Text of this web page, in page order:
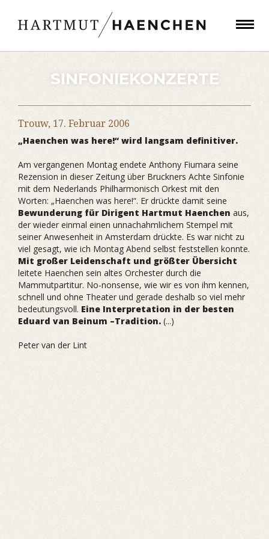
SINFONIEKONZERTE
Trouw, 17. Februar 2006
„Haenchen was here!“ wird langsam definitiver.
Am vergangenen Montag endete Anthony Fiumara seine
Rezension in dieser Zeitung über Bruckners Achte Sinfonie
mit dem Nederlands Philharmonisch Orkest mit den
Worten: „Haenchen was here!“. Er drückte damit seine
Bewunderung für Dirigent Hartmut Haenchen aus,
der wieder einmal einen unnachahmlichem Stempel mit
seiner Anwesenheit in Amsterdam drückte. Es war nicht zu
viel gesagt, wie ich Montag Abend selbst feststellen konnte.
Mit großer Leidenschaft und größter Übersicht
leitete Haenchen sein altes Orchester durch die
Mammutpartitur. No-nonsense, wie wir es von ihm kennen,
schnell und ohne Theater und gerade deshalb so viel mehr
bedeutungsvoll. Eine Interpretation in der besten
Eduard van Beinum –Tradition. (...)
Peter van der Lint